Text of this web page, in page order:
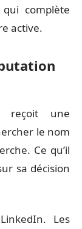
complète
active.
reçoit une
le nom
Ce qu’il
sa décision
Les